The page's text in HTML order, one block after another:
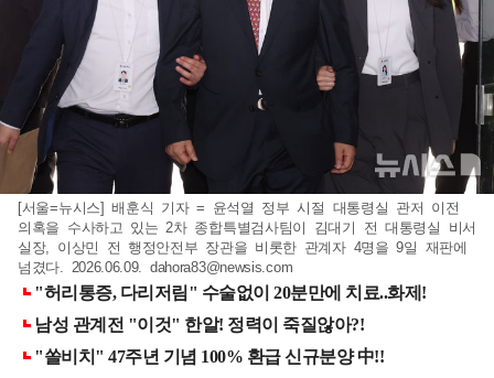
[서울=뉴시스] 배훈식 기자 = 윤석열 정부 시절 대통령실 관저 이전
의혹을 수사하고 있는 2차 종합특별검사팀이 김대기 전 대통령실 비서
실장, 이상민 전 행정안전부 장관을 비롯한 관계자 4명을 9일 재판에
넘겼다. 2026.06.09. dahora83@newsis.com